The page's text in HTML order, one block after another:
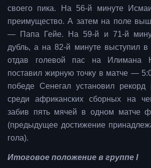
своего пика. На 56-й минуте
преимущество. А затем на поле
— Папа Гейе. На 59-й и 71-й
дубль, а на 82-й минуте выступил в
отдав голевой пас на Илимана
поставил жирную точку в матче —
победе Сенегал установил рекорд
среди африканских сборных на
забив пять мячей в одном матче
(предыдущее достижение
гола).
Итоговое положение в группе I